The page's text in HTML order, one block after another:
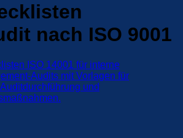
nach ISO 9001